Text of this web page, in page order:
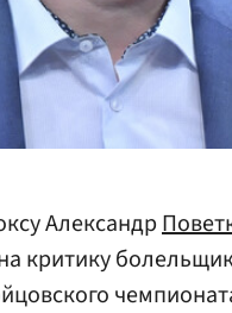
Александр
критику